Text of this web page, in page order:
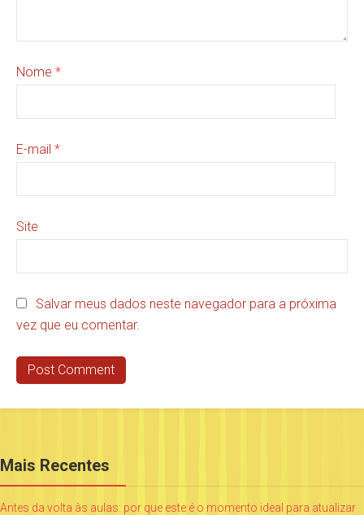
Nome *
E-mail *
Site
Salvar meus dados neste navegador para a próxima
vez que eu comentar.
Mais Recentes
Antes da volta às aulas: por que este é o momento ideal para atualizar